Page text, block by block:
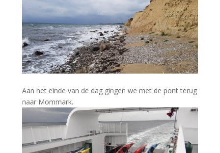
Aan het einde van de dag gingen we met de pont terug
naar Mommark.